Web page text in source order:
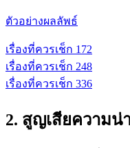
ตัวอย่างผลลัพธ์
เรื่องที่ควรเช็ก 1 72
เรื่องที่ควรเช็ก 248
เรื่องที่ควรเช็ก 336
2. สูญเสียความน่